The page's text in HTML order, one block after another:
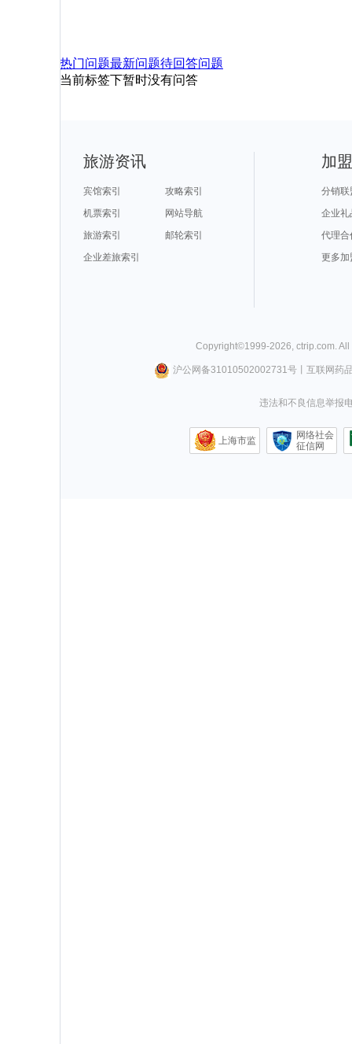
热门问题最新问题待回答问题
当前标签下暂时没有问答
旅游资讯
宾馆索引
攻略索引
机票索引
网站导航
旅游索引
邮轮索引
企业差旅索引
加
分销联
企业礼
代理合
更多加
Copyright©1999-2026, ctrip.com.
沪公网备31010502002731号丨 互联网药
违法和不良信息举报
上海市监
网络社会
征信网